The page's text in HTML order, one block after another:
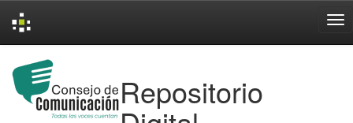
navigation
Repositorio